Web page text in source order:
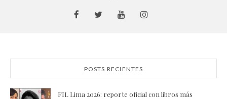
POSTS RECIENTES
FIL Lima 2026: reporte oficial con libros más